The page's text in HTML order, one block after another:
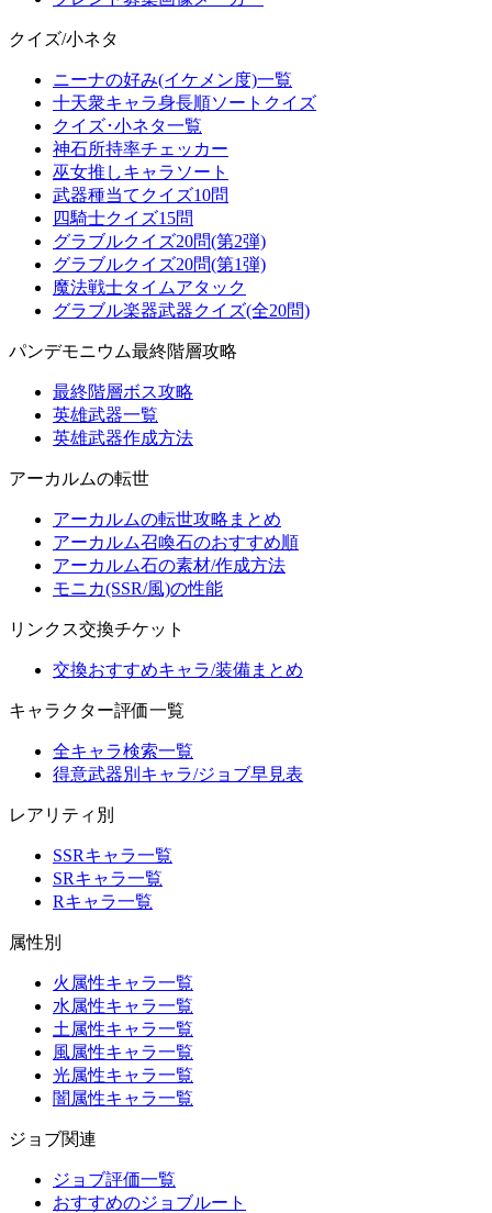
クイズ/小ネタ
ニーナの好み(イケメン度)一覧
十天衆キャラ身長順ソートクイズ
クイズ･小ネタ一覧
神石所持率チェッカー
巫女推しキャラソート
武器種当てクイズ10問
四騎士クイズ15問
グラブルクイズ20問(第2弾)
グラブルクイズ20問(第1弾)
魔法戦士タイムアタック
グラブル楽器武器クイズ(全20問)
パンデモニウム最終階層攻略
最終階層ボス攻略
英雄武器一覧
英雄武器作成方法
アーカルムの転世
アーカルムの転世攻略まとめ
アーカルム召喚石のおすすめ順
アーカルム石の素材/作成方法
モニカ(SSR/風)の性能
リンクス交換チケット
交換おすすめキャラ/装備まとめ
キャラクター評価一覧
全キャラ検索一覧
得意武器別キャラ/ジョブ早見表
レアリティ別
SSRキャラ一覧
SRキャラ一覧
Rキャラ一覧
属性別
火属性キャラ一覧
水属性キャラ一覧
土属性キャラ一覧
風属性キャラ一覧
光属性キャラ一覧
闇属性キャラ一覧
ジョブ関連
ジョブ評価一覧
おすすめのジョブルート